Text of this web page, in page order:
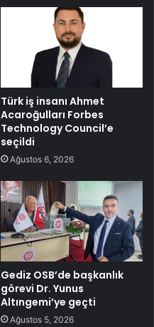
Türk iş insanı Ahmet
Acaroğulları Forbes
Technology Council’e
seçildi
Ağustos 6, 2026
Gediz OSB’de başkanlık
görevi Dr. Yunus
Altıngemi’ye geçti
Ağustos 5, 2026